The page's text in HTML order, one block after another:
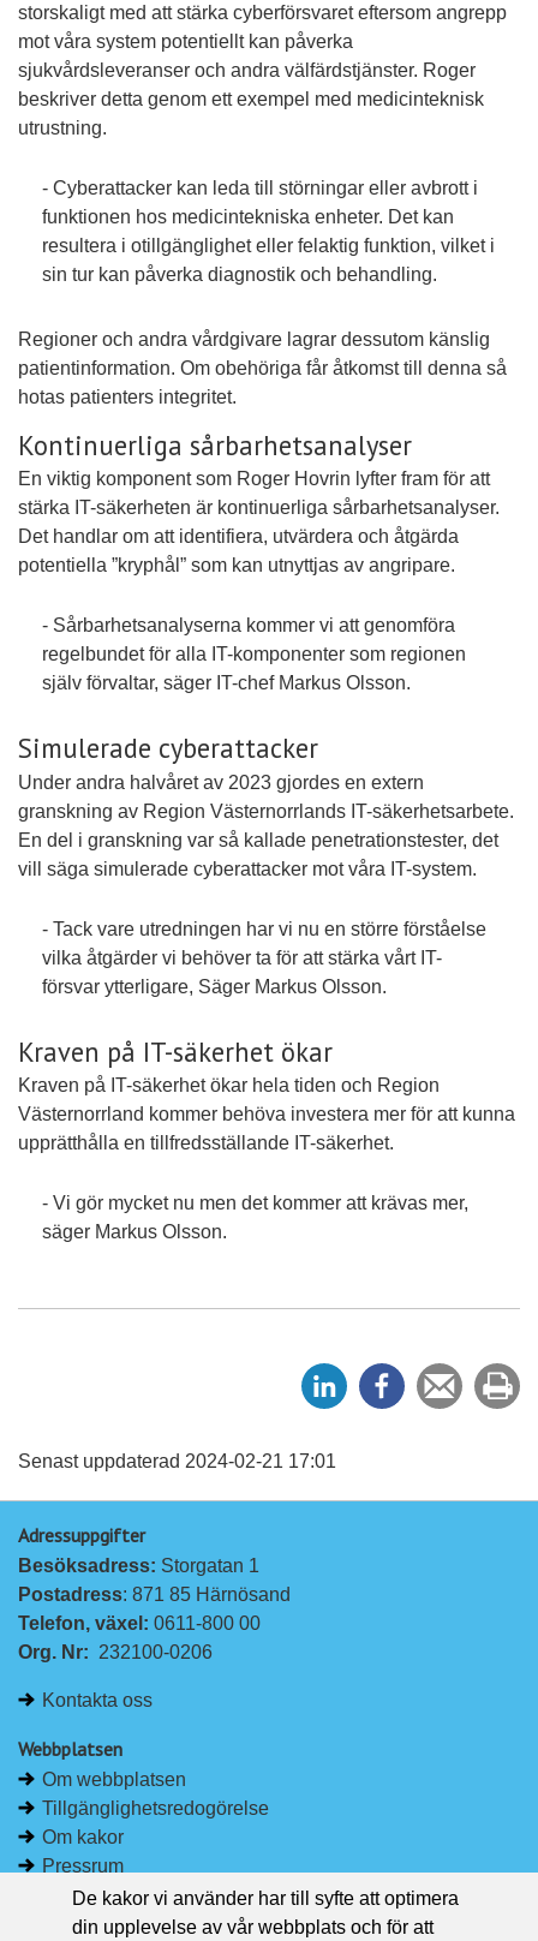
storskaligt med att stärka cyberförsvaret eftersom angrepp
mot våra system potentiellt kan påverka
sjukvårdsleveranser och andra välfärdstjänster. Roger
beskriver detta genom ett exempel med medicinteknisk
utrustning.
- Cyberattacker kan leda till störningar eller avbrott i
funktionen hos medicintekniska enheter. Det kan
resultera i otillgänglighet eller felaktig funktion, vilket i
sin tur kan påverka diagnostik och behandling.
Regioner och andra vårdgivare lagrar dessutom känslig
patientinformation. Om obehöriga får åtkomst till denna så
hotas patienters integritet.
Kontinuerliga sårbarhetsanalyser
En viktig komponent som Roger Hovrin lyfter fram för att
stärka IT-säkerheten är kontinuerliga sårbarhetsanalyser.
Det handlar om att identifiera, utvärdera och åtgärda
potentiella ”kryphål” som kan utnyttjas av angripare.
- Sårbarhetsanalyserna kommer vi att genomföra
regelbundet för alla IT-komponenter som regionen
själv förvaltar, säger IT-chef Markus Olsson.
Simulerade cyberattacker
Under andra halvåret av 2023 gjordes en extern
granskning av Region Västernorrlands IT-säkerhetsarbete.
En del i granskning var så kallade penetrationstester, det
vill säga simulerade cyberattacker mot våra IT-system.
- Tack vare utredningen har vi nu en större förståelse
vilka åtgärder vi behöver ta för att stärka vårt IT-
försvar ytterligare, Säger Markus Olsson.
Kraven på IT-säkerhet ökar
Kraven på IT-säkerhet ökar hela tiden och Region
Västernorrland kommer behöva investera mer för att kunna
upprätthålla en tillfredsställande IT-säkerhet.
- Vi gör mycket nu men det kommer att krävas mer,
säger Markus Olsson.
e
e
Tipsa
en
ut
Senast uppdaterad 2024-02-21 17:01
Adressuppgifter
Besöksadress: Storgatan 1
Postadress: 871 85 Härnösand
Telefon, växel: 0611-800 00
Org. Nr: 232100-0206
Kontakta oss
Webbplatsen
Om webbplatsen
Tillgänglighetsredogörelse
Om kakor
Pressrum
Håll dig uppdaterad
De kakor vi använder har till syfte att optimera
din upplevelse av vår webbplats och för att